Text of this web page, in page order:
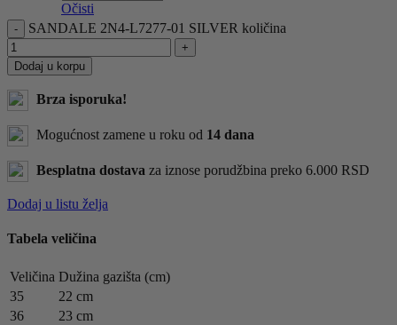
Očisti
SANDALE 2N4-L7277-01 SILVER količina
Dodaj u korpu
Brza isporuka!
Mogućnost zamene u roku od 14 dana
Besplatna dostava za iznose porudžbina preko 6.000 RSD
Dodaj u listu želja
Tabela veličina
Veličina Dužina gazišta (cm)
35
22 cm
36
23 cm